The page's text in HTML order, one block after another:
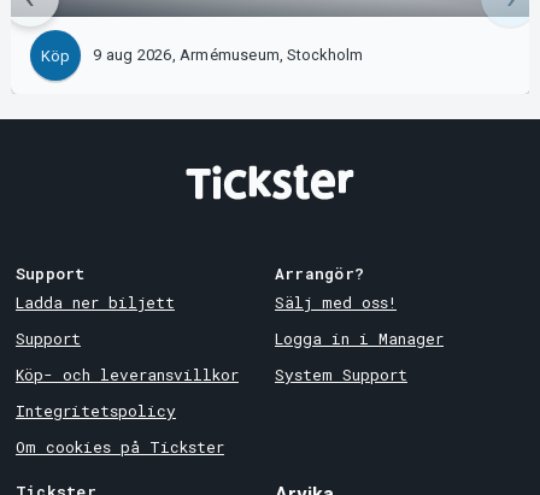
Köp 9 aug 2026, Armémuseum, Stockholm
Support
Ladda ner biljett
Support
Köp- och leveransvillkor
Integritetspolicy
Om cookies på Tickster
Arrangör?
Sälj med oss!
Logga in i Manager
System Support
Tickster